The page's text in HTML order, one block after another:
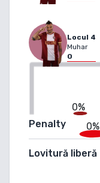
Locul 4
Muhar
0
0%
0%
Penalty
Lovitură liberă